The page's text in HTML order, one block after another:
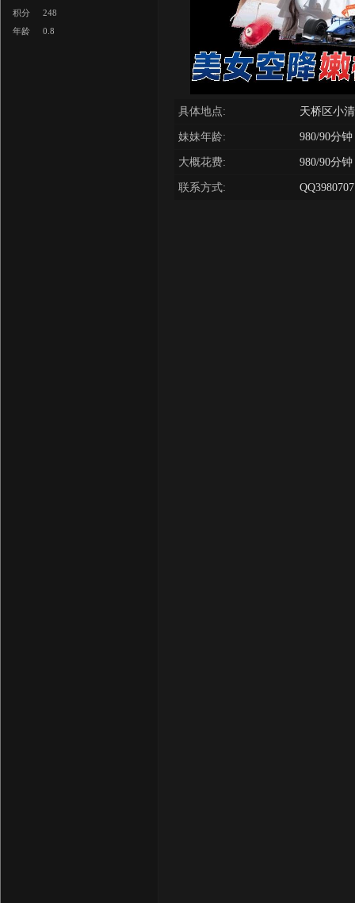
积分
248
年龄
0.8
具体地点: 天桥区小
妹妹年龄: 980/90分钟
大概花费: 980/90分钟
联系方式: